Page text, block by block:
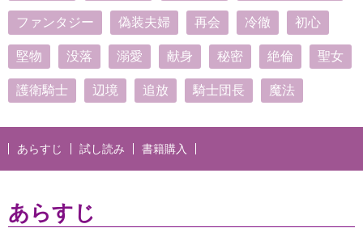
ファンタジー 偽装夫婦 再会 冷徹 初心
堅物 没落 溺愛 献身 秘密 絶倫 聖女
護衛騎士 辺境 追放 騎士団長 魔法
あらすじ 試し読み 書籍購入
あらすじ